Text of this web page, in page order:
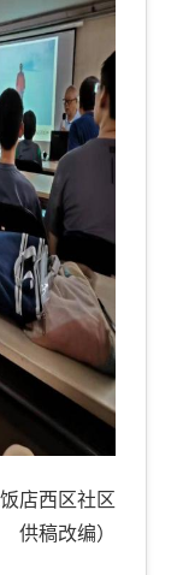
店西区社区
供稿改编）